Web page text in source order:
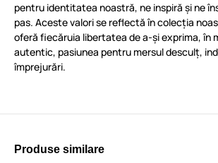
pentru identitatea noastră, ne inspiră și ne
pas. Aceste valori se reflectă în colecția
oferă fiecăruia libertatea de a-și exprima, în
autentic, pasiunea pentru mersul desculț,
împrejurări.
Produse similare